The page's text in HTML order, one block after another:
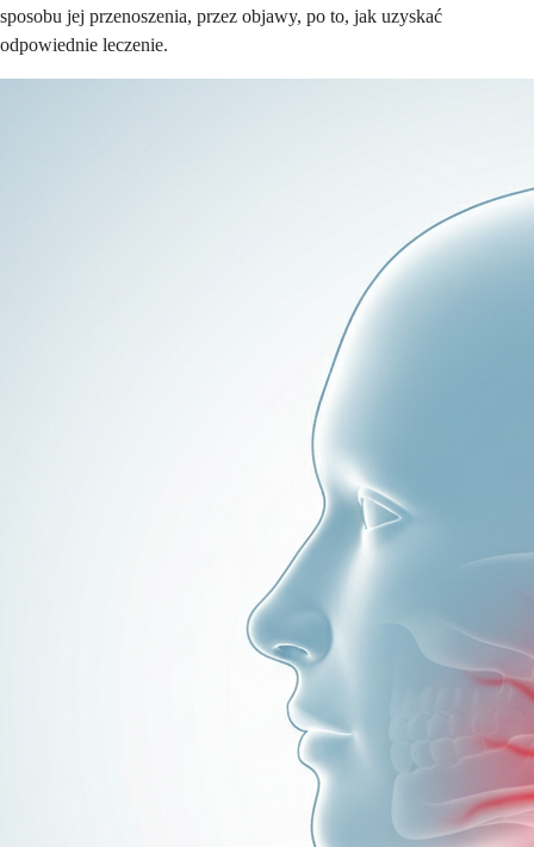
sposobu jej przenoszenia, przez objawy, po to, jak uzyskać
odpowiednie leczenie.